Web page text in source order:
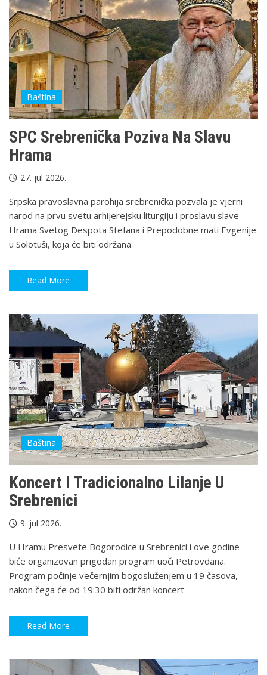
Baština
SPC Srebrenička Poziva Na Slavu
Hrama
27. jul 2026.
Srpska pravoslavna parohija srebrenička pozvala je vjerni
narod na prvu svetu arhijerejsku liturgiju i proslavu slave
Hrama Svetog Despota Stefana i Prepodobne mati Evgenije
u Solotuši, koja će biti održana
Read More
Baština
Koncert I Tradicionalno Lilanje U
Srebrenici
9. jul 2026.
U Hramu Presvete Bogorodice u Srebrenici i ove godine
biće organizovan prigodan program uoči Petrovdana.
Program počinje večernjim bogosluženjem u 19 časova,
nakon čega će od 19:30 biti održan koncert
Read More